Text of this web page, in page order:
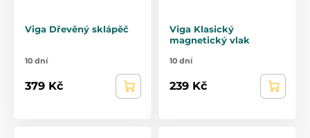
Viga Dřevěný sklápěč
10 dní
379 Kč
Viga Klasický
magnetický vlak
10 dní
239 Kč